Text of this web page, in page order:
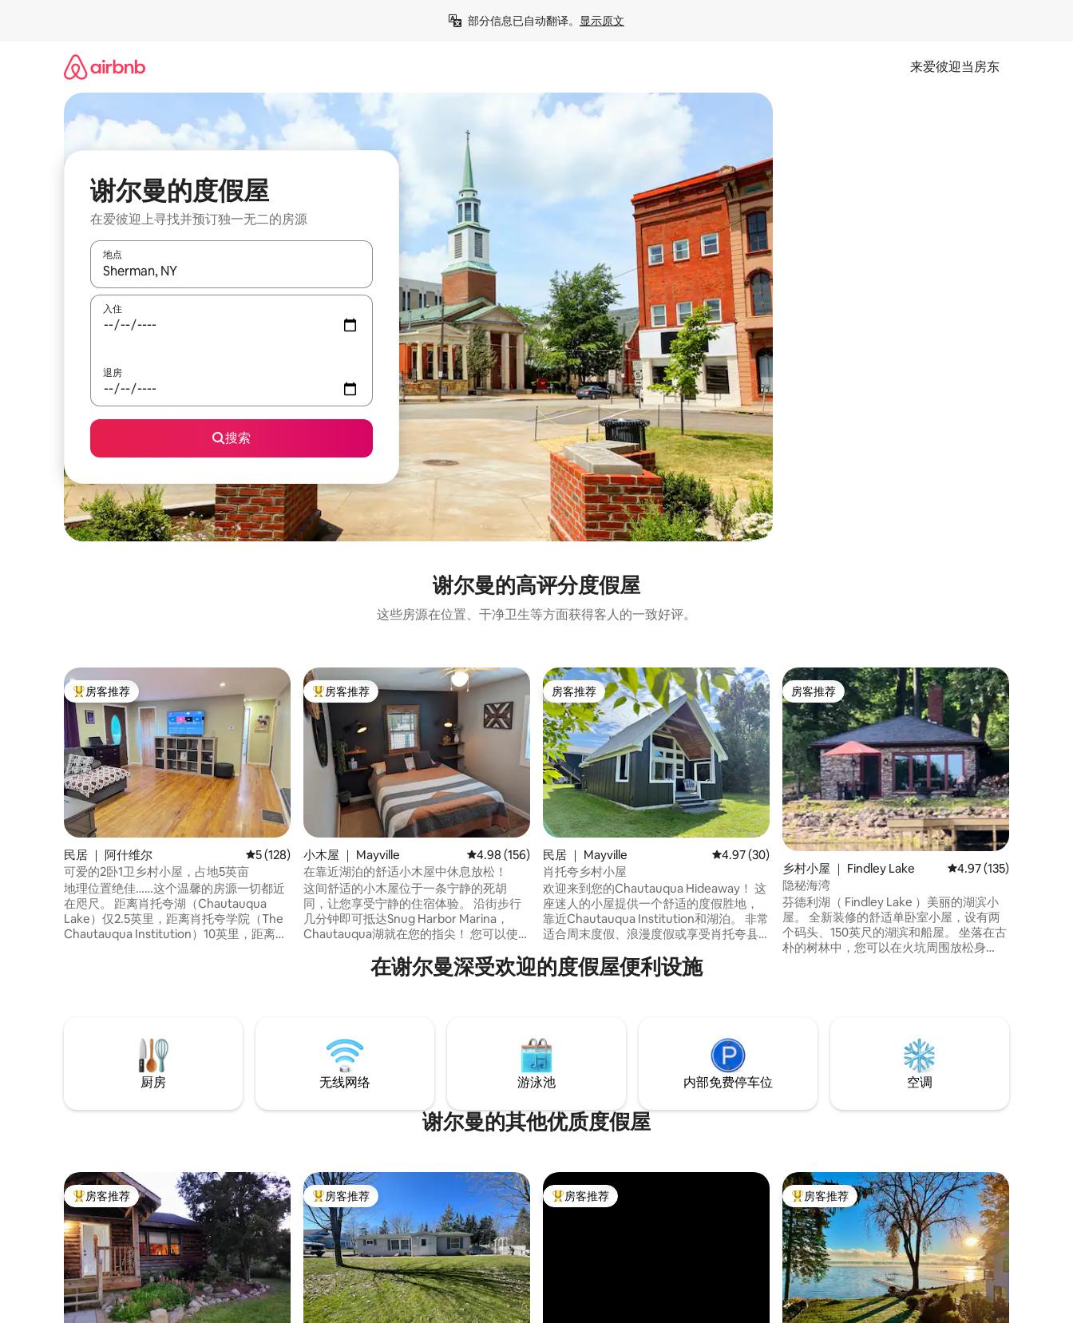
部分信息已自动翻译。 显示原文
来爱彼迎当房东
谢尔曼的度假屋
在爱彼迎上寻找并预订独一无二的房源
地点
如有搜索结果，请使用上下方向键查看，或通过点击或滑动手势浏览。
入住
退房
搜索
谢尔曼的高评分度假屋
这些房源在位置、干净卫生等方面获得客人的一致好评。
热门「房客推荐」
房客推荐
民居 ｜ 阿什维尔 平均评分 5 分（满分 5 分），共 128 条评价
5 (128)
可爱的2卧1卫乡村小屋，占地5英亩
地理位置绝佳……这个温馨的房源一切都近
在咫尺。 距离肖托夸湖（Chautauqua
Lake）仅2.5英里，距离肖托夸学院（The
Chautauqua Institution）10英里，距离滑
热门「房客推荐」
房客推荐
小木屋 ｜ Mayville 平均评分 4.98 分（满分 5 分），共 156 条评价
4.98 (156)
在靠近湖泊的舒适小木屋中休息放松！
这间舒适的小木屋位于一条宁静的死胡
同，让您享受宁静的住宿体验。 沿街步行
几分钟即可抵达Snug Harbor Marina，
Chautauqua湖就在您的指尖！ 您可以使用
的室内厨房。 在燃气火坑旁烤棉花糖夹心
饼干，或玩一玩我们提供的棋盘游戏，与
房客推荐
房客推荐
民居 ｜ Mayville 平均评分 4.97 分（满分 5 分），共 30 条评价
4.97 (30)
肖托夸乡村小屋
欢迎来到您的Chautauqua Hideaway！ 这
座迷人的小屋提供一个舒适的度假胜地，
靠近Chautauqua Institution和湖泊。 非常
适合周末度假、浪漫度假或享受肖托夸县
安静！ 在后门廊享用晨间咖啡，沉浸在俯
瞰池塘的宁静环境中。 我们的小屋位于
房客推荐
房客推荐
乡村小屋 ｜ Findley Lake 平均评分 4.97 分（满
4.97 (135)
隐秘海湾
芬德利湖（ Findley Lake ）美丽的湖滨小
屋。 全新装修的舒适单卧室小屋，设有两
个码头、150英尺的湖滨和船屋。 坐落在古
朴的树林中，您可以在火坑周围放松身
在谢尔曼深受欢迎的度假屋便利设施
厨房 无线网络 游泳池 内部免费停车位 空调
谢尔曼的其他优质度假屋
热门「房客推荐」
房客推荐 热门「房客推荐」
房客推荐 热门「房客推荐」
房客推荐 热门「房客推荐」
房客推荐